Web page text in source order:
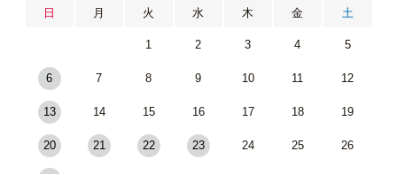
日 月 火 水 木 金 土
1 2 3 4 5
6 7 8 9 10 11 12
13 14 15 16 17 18 19
20 21 22 23 24 25 26